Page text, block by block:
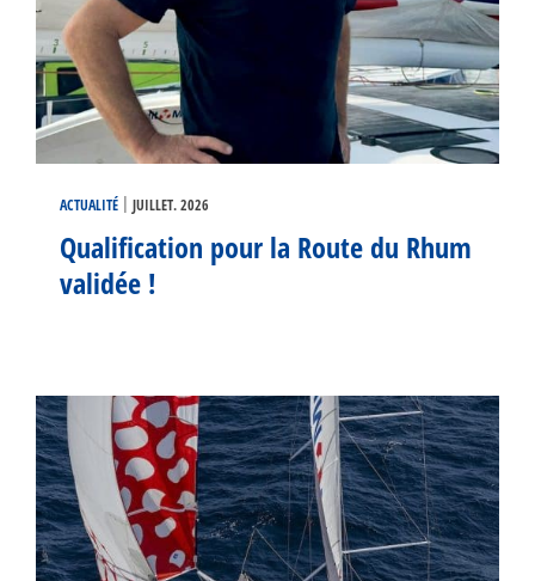
ACTUALITÉ | JUILLET. 2026
Qualification pour la Route du Rhum
validée !